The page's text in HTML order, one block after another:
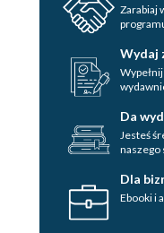
Zarabiaj
Wydaj
Da
Jesteś
naszego
Dla
Ebooki i